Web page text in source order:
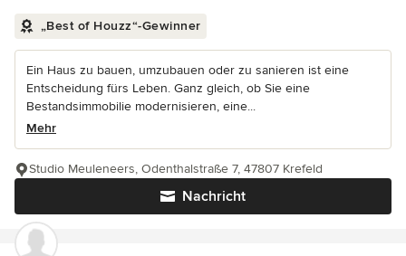
„Best of Houzz“-Gewinner
Ein Haus zu bauen, umzubauen oder zu sanieren ist eine
Entscheidung fürs Leben. Ganz gleich, ob Sie eine
Bestandsimmobilie modernisieren, eine...
Mehr
Nachricht
Studio Meuleneers, Odenthalstraße 7, 47807 Krefeld